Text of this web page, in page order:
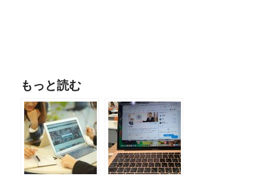
もっと読む